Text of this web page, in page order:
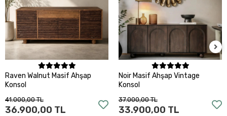
Sepete Ekle
Raven Walnut Masif Ahşap
Konsol
41.000,00 TL
36.900,00 TL
Sepete Ekle
Noir Masif Ahşap Vintage
Konsol
37.000,00 TL
33.900,00 TL